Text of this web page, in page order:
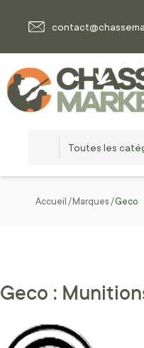
Toutes les
Accueil Marques Geco
Geco :